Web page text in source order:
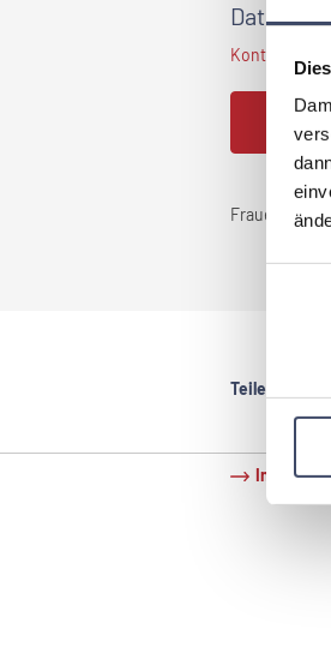
Daten
Frauenanteil
Teilen: